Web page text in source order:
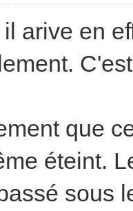
arive en
que
éteint.
sous